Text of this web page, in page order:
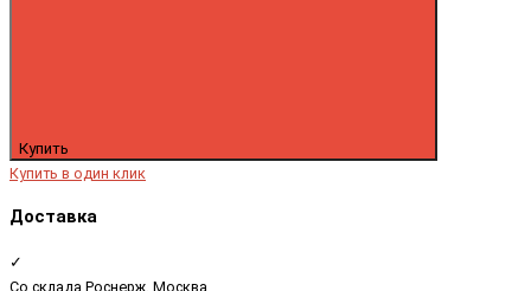
Купить
Купить в один клик
Доставка
✓
Со склада Роснерж, Москва